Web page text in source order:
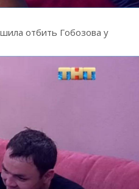
отбить Гобозова у